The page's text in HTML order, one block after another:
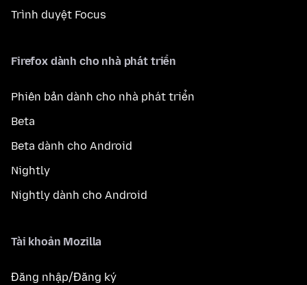
Trình duyệt Focus
Firefox dành cho nhà phát triển
Phiên bản dành cho nhà phát triển
Beta
Beta dành cho Android
Nightly
Nightly dành cho Android
Tài khoản Mozilla
Đăng nhập/Đăng ký